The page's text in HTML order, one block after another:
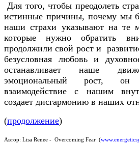
Для того, чтобы преодолеть
истинные причины, почему мы
наши страхи указывают на те
которые нужно обратить
продолжили свой рост и
безусловная любовь и
останавливает наше
эмоциональный рост, он
взаимодействие с нашим
создает дисгармонию в наших
(продолжение)
Автор: Lisa Renee - Overcoming Fear (